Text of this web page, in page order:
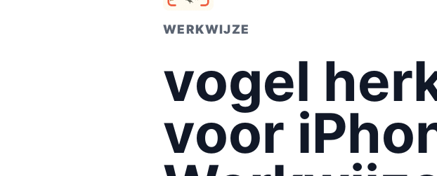
WERKWIJZE
vogel
voor